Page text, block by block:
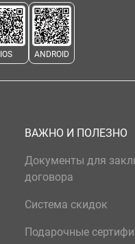
IOS ANDROID
ВАЖНО И ПОЛЕЗНО
Документы для
договора
Система скидок
Подарочные